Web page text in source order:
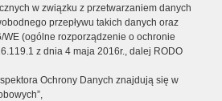
w związku z przetwarzaniem danych
przepływu takich danych oraz
(ogólne rozporządzenie o ochronie
z dnia 4 maja 2016r., dalej RODO
Ochrony Danych znajdują się w